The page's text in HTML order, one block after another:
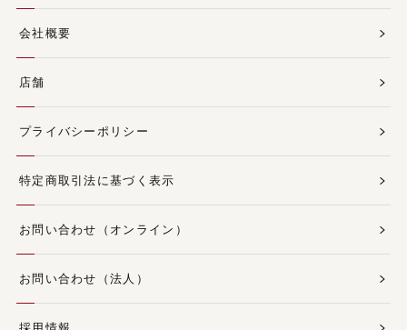
会社概要
店舗
プライバシーポリシー
特定商取引法に基づく表示
お問い合わせ（オンライン）
お問い合わせ（法人）